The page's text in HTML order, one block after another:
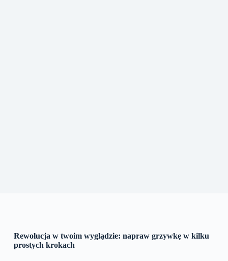
Rewolucja w twoim wyglądzie: napraw grzywkę w kilku
prostych krokach